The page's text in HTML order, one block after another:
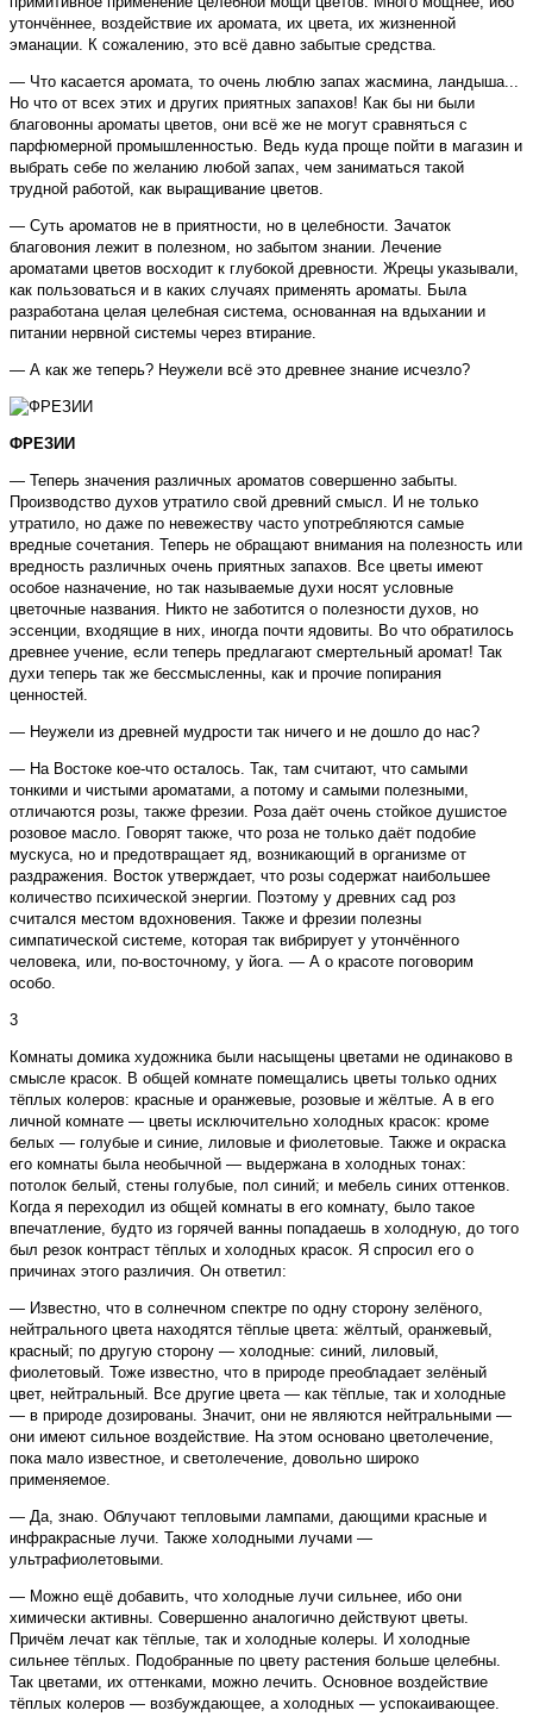
утончённее, воздействие их аромата, их цвета, их жизненной
эманации. К сожалению, это всё давно забытые средства.
— Что касается аромата, то очень люблю запах жасмина, ландыша...
Но что от всех этих и других приятных запахов! Как бы ни были
благовонны ароматы цветов, они всё же не могут сравняться с
парфюмерной промышленностью. Ведь куда проще пойти в магазин и
выбрать себе по желанию любой запах, чем заниматься такой
трудной работой, как выращивание цветов.
— Суть ароматов не в приятности, но в целебности. Зачаток
благовония лежит в полезном, но забытом знании. Лечение
ароматами цветов восходит к глубокой древности. Жрецы указывали,
как пользоваться и в каких случаях применять ароматы. Была
разработана целая целебная система, основанная на вдыхании и
питании нервной системы через втирание.
— А как же теперь? Неужели всё это древнее знание исчезло?
ФРЕЗИИ
— Теперь значения различных ароматов совершенно забыты.
Производство духов утратило свой древний смысл. И не только
утратило, но даже по невежеству часто употребляются самые
вредные сочетания. Теперь не обращают внимания на полезность или
вредность различных очень приятных запахов. Все цветы имеют
особое назначение, но так называемые духи носят условные
цветочные названия. Никто не заботится о полезности духов, но
эссенции, входящие в них, иногда почти ядовиты. Во что обратилось
древнее учение, если теперь предлагают смертельный аромат! Так
духи теперь так же бессмысленны, как и прочие попирания
ценностей.
— Неужели из древней мудрости так ничего и не дошло до нас?
— На Востоке кое-что осталось. Так, там считают, что самыми
тонкими и чистыми ароматами, а потому и самыми полезными,
отличаются розы, также фрезии. Роза даёт очень стойкое душистое
розовое масло. Говорят также, что роза не только даёт подобие
мускуса, но и предотвращает яд, возникающий в организме от
раздражения. Восток утверждает, что розы содержат наибольшее
количество психической энергии. Поэтому у древних сад роз
считался местом вдохновения. Также и фрезии полезны
симпатической системе, которая так вибрирует у утончённого
человека, или, по-восточному, у йога. — А о красоте поговорим
особо.
3
Комнаты домика художника были насыщены цветами не одинаково в
смысле красок. В общей комнате помещались цветы только одних
тёплых колеров: красные и оранжевые, розовые и жёлтые. А в его
личной комнате — цветы исключительно холодных красок: кроме
белых — голубые и синие, лиловые и фиолетовые. Также и окраска
его комнаты была необычной — выдержана в холодных тонах:
потолок белый, стены голубые, пол синий; и мебель синих оттенков.
Когда я переходил из общей комнаты в его комнату, было такое
впечатление, будто из горячей ванны попадаешь в холодную, до того
был резок контраст тёплых и холодных красок. Я спросил его о
причинах этого различия. Он ответил:
— Известно, что в солнечном спектре по одну сторону зелёного,
нейтрального цвета находятся тёплые цвета: жёлтый, оранжевый,
красный; по другую сторону — холодные: синий, лиловый,
фиолетовый. Тоже известно, что в природе преобладает зелёный
цвет, нейтральный. Все другие цвета — как тёплые, так и холодные
— в природе дозированы. Значит, они не являются нейтральными —
они имеют сильное воздействие. На этом основано цветолечение,
пока мало известное, и светолечение, довольно широко
применяемое.
— Да, знаю. Облучают тепловыми лампами, дающими красные и
инфракрасные лучи. Также холодными лучами —
ультрафиолетовыми.
— Можно ещё добавить, что холодные лучи сильнее, ибо они
химически активны. Совершенно аналогично действуют цветы.
Причём лечат как тёплые, так и холодные колеры. И холодные
сильнее тёплых. Подобранные по цвету растения больше целебны.
Так цветами, их оттенками, можно лечить. Основное воздействие
тёплых колеров — возбуждающее, а холодных — успокаивающее.